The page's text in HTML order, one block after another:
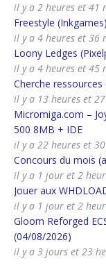
il y a 2 heures et 41
Freestyle
il y a 4 heures et 36
Loony Ledges
il y a 4 heures et 45
Cherche
il y a 13 heures et
Micromiga.com –
500 8MB + IDE
il y a 22 heures et
Concours du mois
il y a 1 jour et 2
Jouer aux
il y a 1 jour et 2
Gloom Reforged
(04/08/2026)
il y a 3 jours et 23